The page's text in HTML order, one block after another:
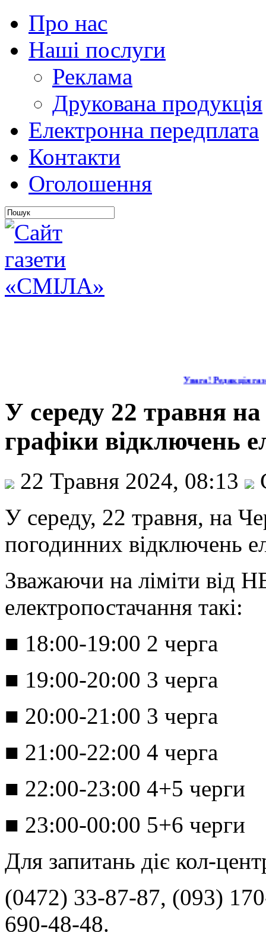
Про нас
Наші послуги
Реклама
Друкована продукція
Електронна передплата
Контакти
Оголошення
Увага! Редакція
У середу 22 травня
графіки відключень
22 Травня 2024, 08:13
У середу, 22 травня, на
погодинних відключень
Зважаючи на ліміти від
електропостачання такі:
■ 18:00-19:00 2 черга
■ 19:00-20:00 3 черга
■ 20:00-21:00 3 черга
■ 21:00-22:00 4 черга
■ 22:00-23:00 4+5 черги
■ 23:00-00:00 5+6 черги
Для запитань діє кол-
(0472) 33-87-87, (093)
690-48-48.